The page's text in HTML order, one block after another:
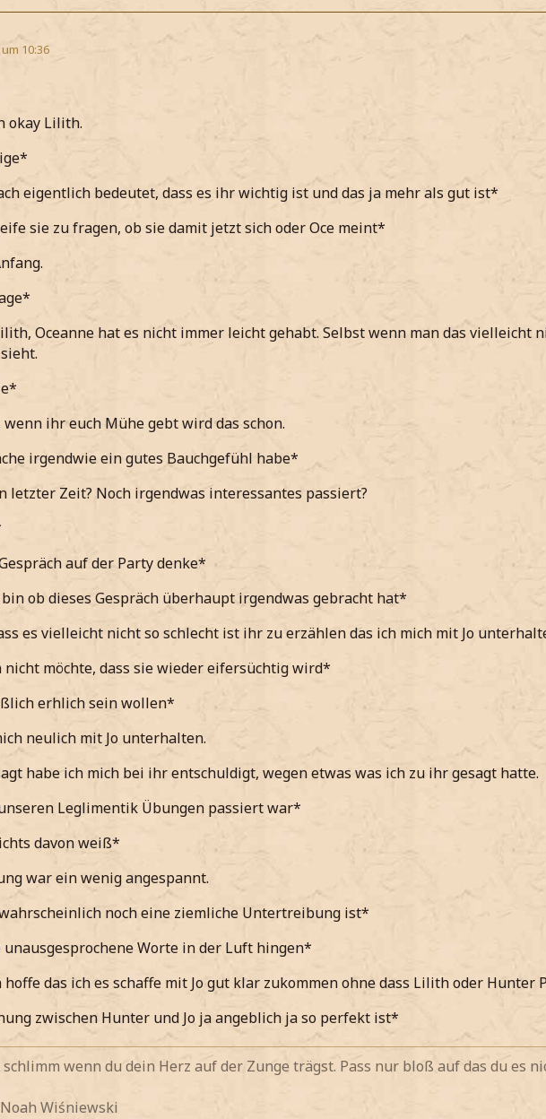
10:36
okay Lilith.
eigentlich bedeutet, dass es ihr wichtig ist und das ja mehr als gut ist*
sie zu fragen, ob sie damit jetzt sich oder Oce meint*
Oceanne hat es nicht immer leicht gehabt. Selbst wenn man das vielleicht
wenn ihr euch Mühe gebt wird das schon.
irgendwie ein gutes Bauchgefühl habe*
letzter Zeit? Noch irgendwas interessantes passiert?
auf der Party denke*
ob dieses Gespräch überhaupt irgendwas gebracht hat*
es vielleicht nicht so schlecht ist ihr zu erzählen das ich mich mit Jo
nicht möchte, dass sie wieder eifersüchtig wird*
erhlich sein wollen*
neulich mit Jo unterhalten.
habe ich mich bei ihr entschuldigt, wegen etwas was ich zu ihr gesagt hatte.
Leglimentik Übungen passiert war*
davon weiß*
war ein wenig angespannt.
noch eine ziemliche Untertreibung ist*
unausgesprochene Worte in der Luft hingen*
das ich es schaffe mit Jo gut klar zukommen ohne dass Lilith oder Hunter
zwischen Hunter und Jo ja angeblich ja so perfekt ist*
wenn du dein Herz auf der Zunge trägst. Pass nur bloß auf das du es
Wiśniewski